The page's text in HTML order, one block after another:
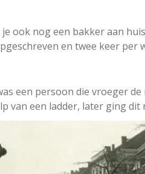
ook nog een bakker aan
en twee keer per
een persoon die vroeger
van een ladder, later ging dit